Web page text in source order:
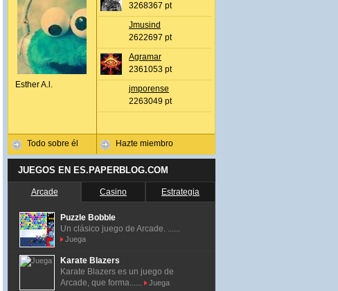
Esther A.l.
Todo sobre él
3268367 pt
Jmusind
2622697 pt
Agramar
2361053 pt
jmporense
2263049 pt
Hazte miembro
JUEGOS EN ES.PAPERBLOG.COM
Arcade Casino Estrategia
Puzzle Bobble
Un clásico juego de Arcade. ......
Juega
Karate Blazers
Karate Blazers es un juego de
Arcade, que forma......
Juega